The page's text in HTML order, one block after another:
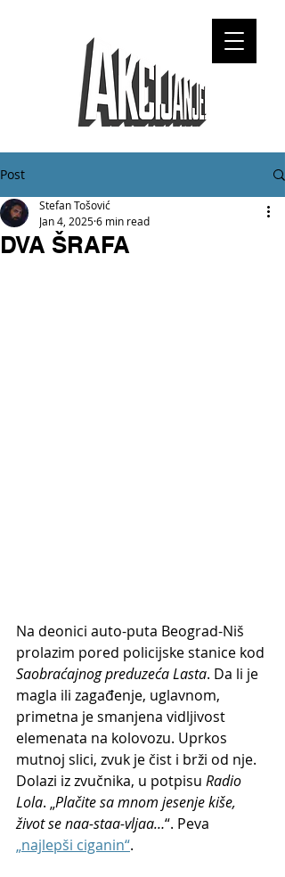
Post
DVA ŠRAFA
Stefan Tošović
Jan 4, 20256 min read
Na deonici auto-puta Beograd-Niš
prolazim pored policijske stanice kod
Saobraćajnog preduzećaLasta. Da li je
magla ili zagađenje, uglavnom,
primetna je smanjena vidljivost
elemenata na kolovozu. Uprkos
mutnoj slici, zvuk je čist i brži od nje.
Dolazi iz zvučnika, u potpisu Radio
Lola. „Plačite sa mnom jesenje kiše,
život se naa-staa-vljaa…“. Peva
„najlepši ciganin“.